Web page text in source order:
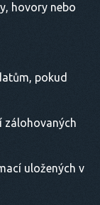
hovory nebo
pokud
zálohovaných
uložených v